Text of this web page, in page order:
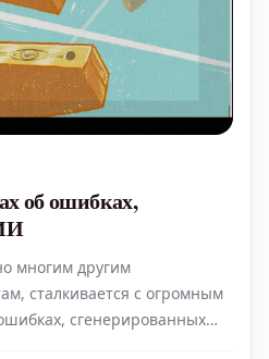
об ошибках,
многим другим
сталкивается с огромным
сгенерированных